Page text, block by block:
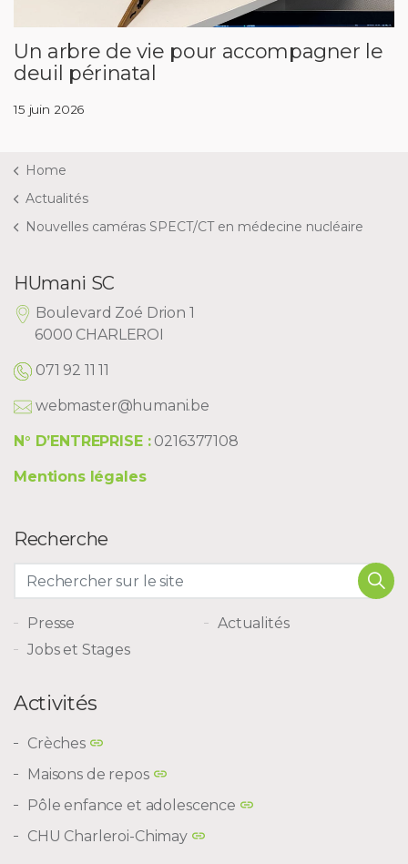
Un arbre de vie pour accompagner le
deuil périnatal
15 juin 2026
Home
Actualités
Nouvelles caméras SPECT/CT en médecine nucléaire
HUmani SC
Boulevard Zoé Drion 1
6000 CHARLEROI
071 92 11 11
webmaster@humani.be
N° D’ENTREPRISE :0216377108
Mentions légales
Recherche
Presse
Actualités
Jobs et Stages
Activités
Crèches
Maisons de repos
Pôle enfance et adolescence
CHU Charleroi-Chimay